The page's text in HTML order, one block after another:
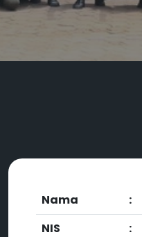
Nama :
NIS
: